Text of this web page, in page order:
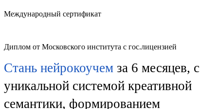
Международный сертификат
Диплом от Московского института с гос.лицензией
Стань нейрокоучем за 6 месяцев, с
уникальной системой креативной
семантики, формированием